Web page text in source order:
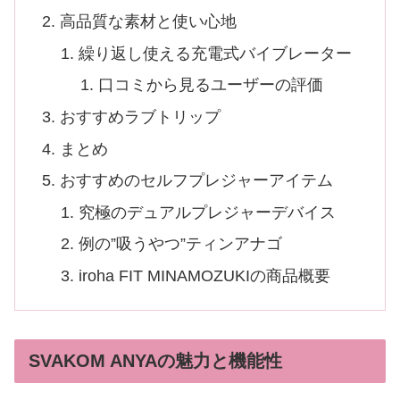
高品質な素材と使い心地
繰り返し使える充電式バイブレーター
口コミから見るユーザーの評価
おすすめラブトリップ
まとめ
おすすめのセルフプレジャーアイテム
究極のデュアルプレジャーデバイス
例の”吸うやつ”ティンアナゴ
iroha FIT MINAMOZUKIの商品概要
SVAKOM ANYAの魅力と機能性